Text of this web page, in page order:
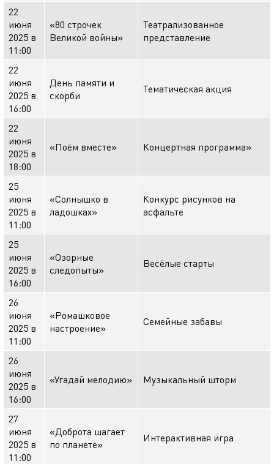
22
июня
2025 в
11:00
«80 строчек
Великой войны»
Театрализованное
представление
22
июня
2025 в
16:00
День памяти и
скорби
Тематическая акция
22
июня
2025 в
18:00
«Поём вместе» Концертная программа»
25
июня
2025 в
11:00
«Солнышко в
ладошках»
Конкурс рисунков на
асфальте
25
июня
2025 в
16:00
«Озорные
следопыты»
Весёлые старты
26
июня
2025 в
11:00
«Ромашковое
настроение»
Семейные забавы
26
июня
2025 в
16:00
«Угадай мелодию» Музыкальный шторм
27
июня
2025 в
11:00
«Доброта шагает
по планете»
Интерактивная игра